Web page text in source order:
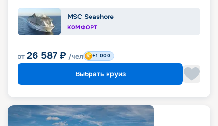
MSC Seashore
КОМФОРТ
от 26 587 ₽ /чел +1 000
Выбрать круиз